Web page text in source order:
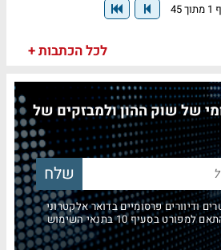
לכל הכתבות +
של שוק ההון ולמבזקים של
ודיוורים פרסומיים בדואר אלקטרוני
בסעיף 10 בתנאי השימוש